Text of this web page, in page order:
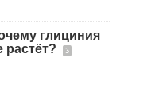
глициния
растёт?
3